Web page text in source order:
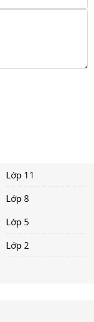
Lớp 11
Lớp 8
Lớp 5
Lớp 2